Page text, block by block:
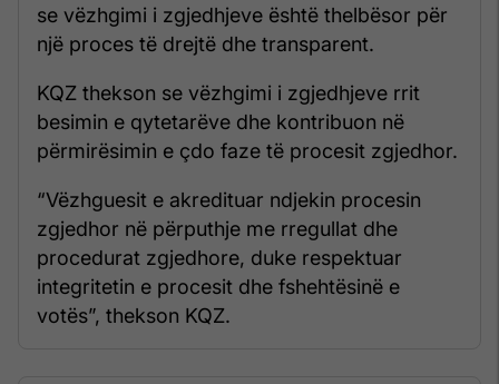
se vëzhgimi i zgjedhjeve është thelbësor për
një proces të drejtë dhe transparent.
KQZ thekson se vëzhgimi i zgjedhjeve rrit
besimin e qytetarëve dhe kontribuon në
përmirësimin e çdo faze të procesit zgjedhor.
“Vëzhguesit e akredituar ndjekin procesin
zgjedhor në përputhje me rregullat dhe
procedurat zgjedhore, duke respektuar
integritetin e procesit dhe fshehtësinë e
votës”, thekson KQZ.